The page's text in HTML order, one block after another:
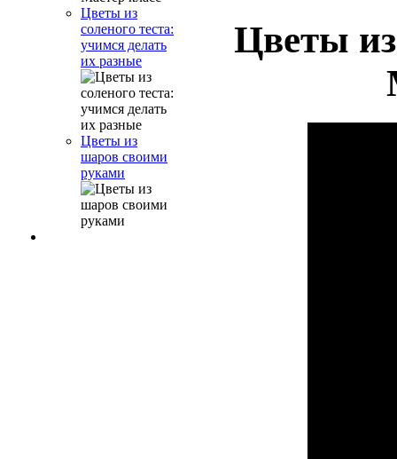
Цветы из
соленого теста:
учимся делать
их разные
Цветы из
шаров своими
руками
Цветы